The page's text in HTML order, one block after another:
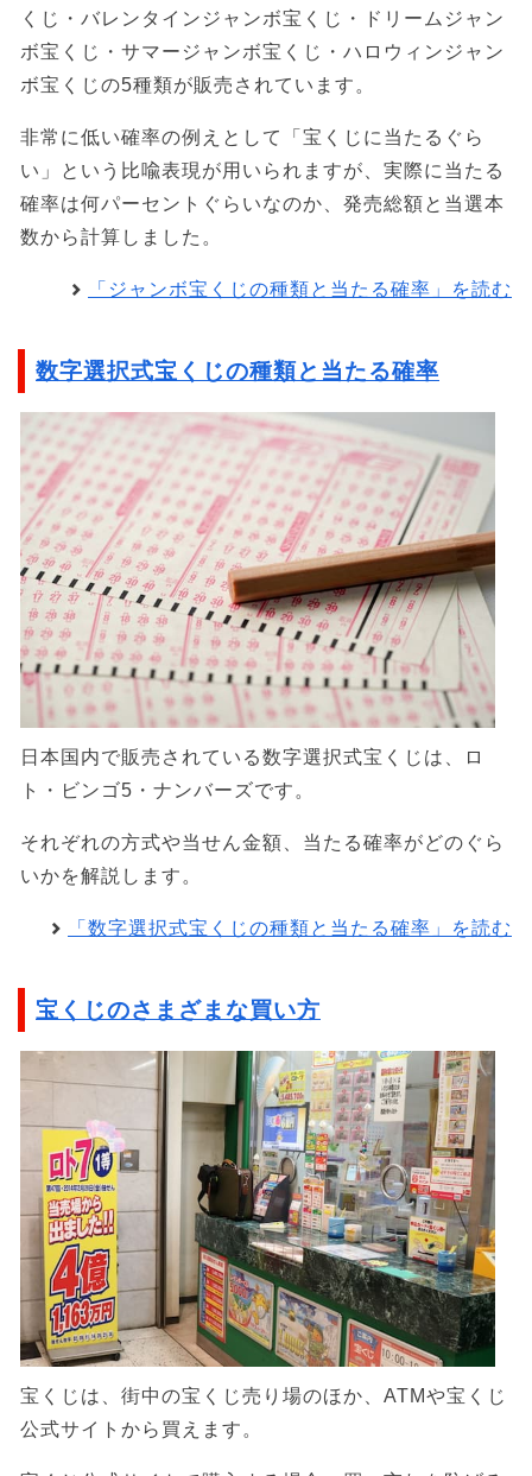
くじ・バレンタインジャンボ宝くじ・ドリームジャン
ボ宝くじ・サマージャンボ宝くじ・ハロウィンジャン
ボ宝くじの5種類が販売されています。
非常に低い確率の例えとして「宝くじに当たるぐら
い」という比喩表現が用いられますが、実際に当たる
確率は何パーセントぐらいなのか、発売総額と当選本
数から計算しました。
「ジャンボ宝くじの種類と当たる確率」を読む
数字選択式宝くじの種類と当たる確率
日本国内で販売されている数字選択式宝くじは、ロ
ト・ビンゴ5・ナンバーズです。
それぞれの方式や当せん金額、当たる確率がどのぐら
いかを解説します。
「数字選択式宝くじの種類と当たる確率」を読む
宝くじのさまざまな買い方
宝くじは、街中の宝くじ売り場のほか、ATMや宝くじ
公式サイトから買えます。